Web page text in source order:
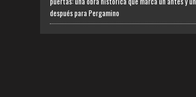
después para Pergamino